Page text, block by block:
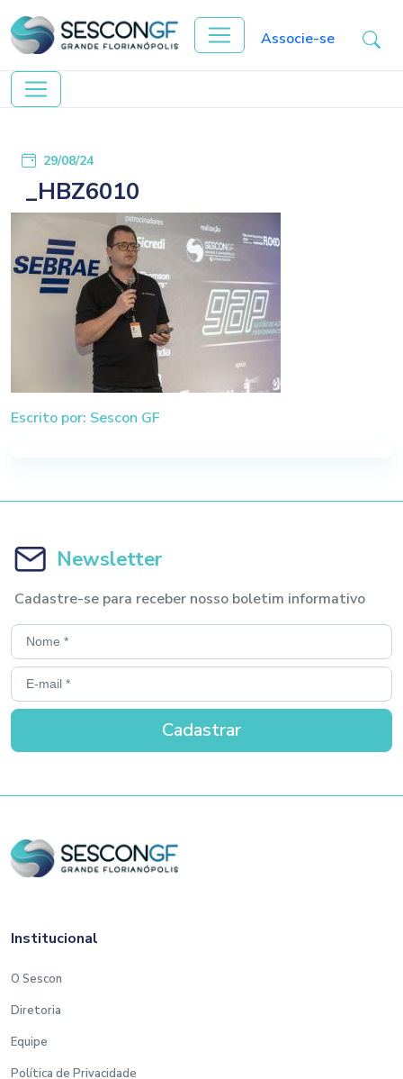
Associe-se
29/08/24
_HBZ6010
Escrito por: Sescon GF
Newsletter
Cadastre-se para receber nosso boletim informativo
Institucional
O Sescon
Diretoria
Equipe
Política de Privacidade